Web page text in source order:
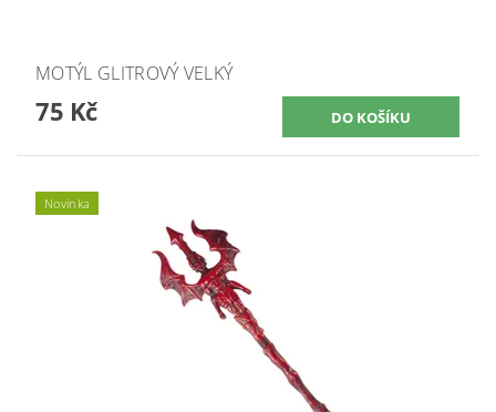
MOTÝL GLITROVÝ VELKÝ
75 Kč
Novinka